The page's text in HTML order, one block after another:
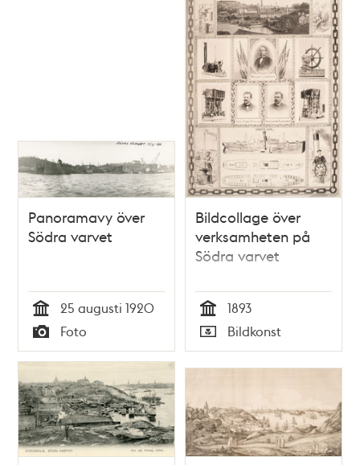
Panoramavy över
Södra varvet
Tid
25 augusti 1920
Typ
Foto
Bildcollage över
verksamheten på
Södra varvet
Tid
1893
Typ
Bildkonst